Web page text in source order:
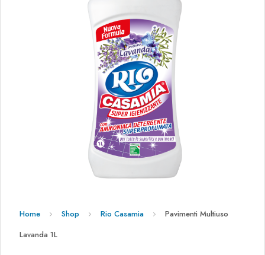
Home Shop Rio Casamia
Pavimenti Multiuso
Lavanda 1L